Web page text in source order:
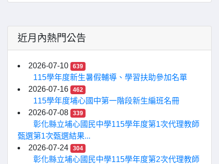
近月內熱門公告
2026-07-10 639
115學年度新生暑假輔導、學習扶助參加名單
2026-07-16
462
115學年度埔心國中第一階段新生編班名冊
2026-07-08
339
彰化縣立埔心國民中學115學年度第1次代理教師
甄選第1次甄選結果...
2026-07-24
304
彰化縣立埔心國民中學115學年度第2次代理教師